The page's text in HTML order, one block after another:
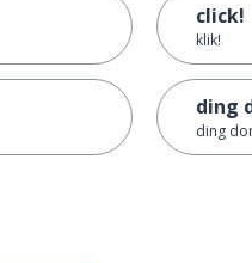
click!
klik!
ding
ding